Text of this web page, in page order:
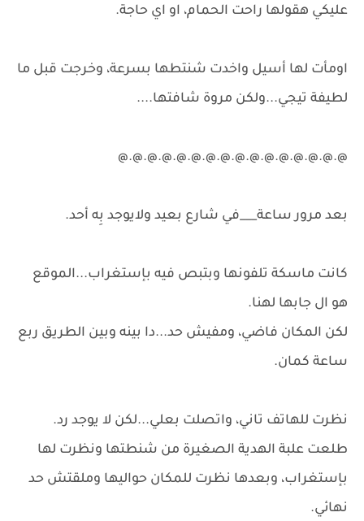
عليكي هقولها راحت الحمام، او اي حاجة.
اومأت لها أسيل واخدت شنتطها بسرعة، وخرجت قبل ما
لطيفة تيجي...ولكن مروة شافتها....
@.@.@.@.@.@.@.@.@.@.@.@.@.@.@.@
بعد مرور ساعة___في شارع بعيد ولايوجد بِه أحد.
كانت ماسكة تلفونها وبتبص فيه بإستغراب...الموقع
هو ال جابها لهنا.
لكن المكان فاضي، ومفيش حد...دا بينه وبين الطريق ربع
ساعة كمان.
نظرت للهاتف تاني، واتصلت بعلي...لكن لا يوجد رد.
طلعت علبة الهدية الصغيرة من شنطتها ونظرت لها
بإستغراب، وبعدها نظرت للمكان حواليها وملقتش حد
نهائي.